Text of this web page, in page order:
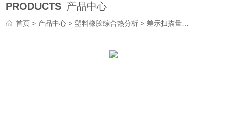
PRODUCTS 产品中心
首页> 产品中心 > 塑料橡胶综合热分析 > 差示扫描量热仪